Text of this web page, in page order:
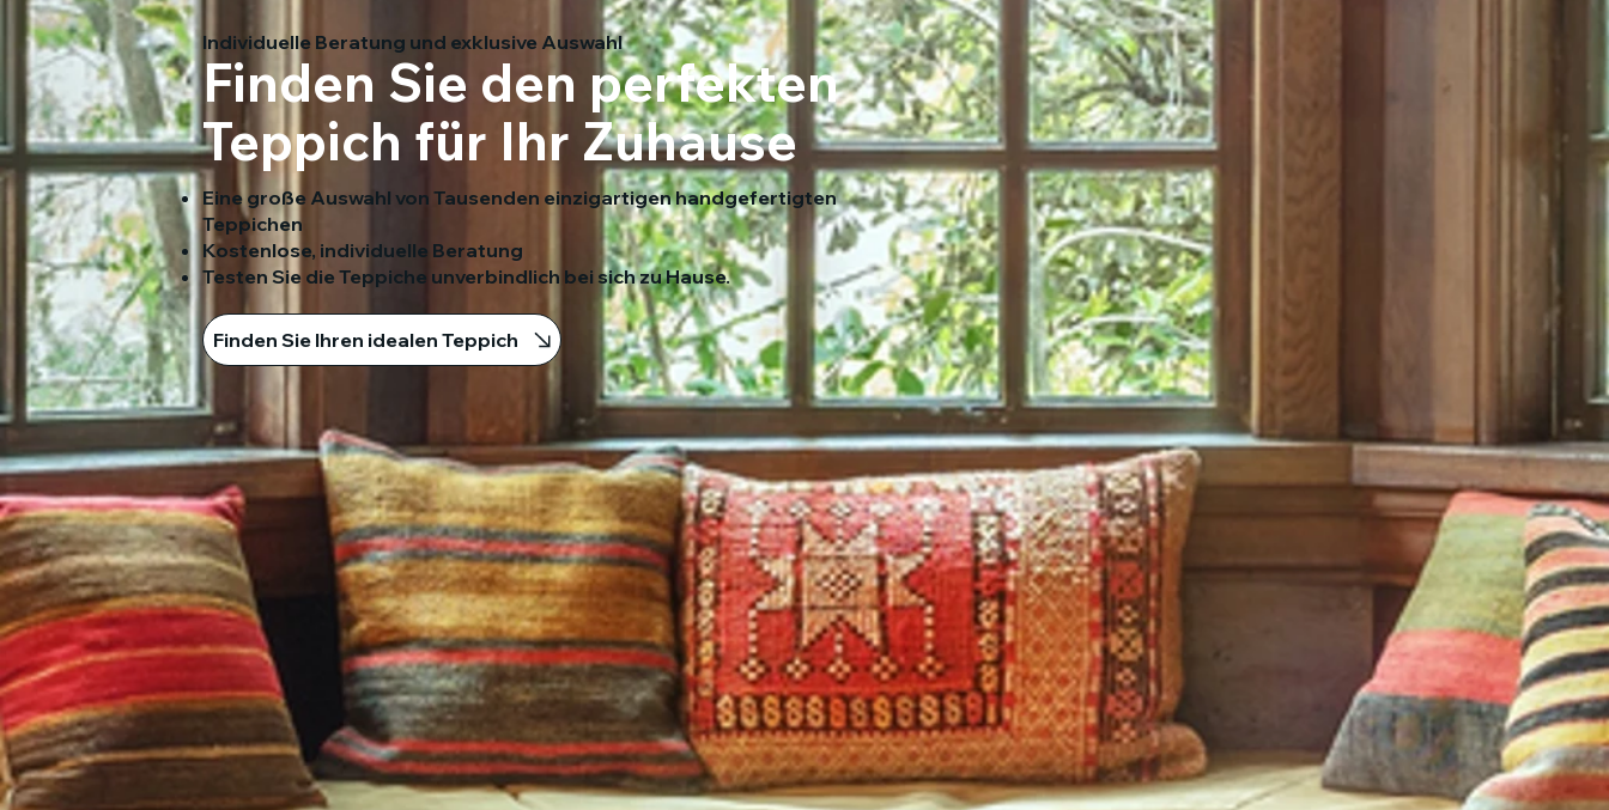
Individuelle Beratung und exklusive Auswahl
Finden Sie den perfekten
Teppich für Ihr Zuhause
Eine große Auswahl von Tausenden einzigartigen handgefertigten
Teppichen
Kostenlose, individuelle Beratung
Testen Sie die Teppiche unverbindlich bei sich zu Hause.
Finden Sie Ihren idealen Teppich